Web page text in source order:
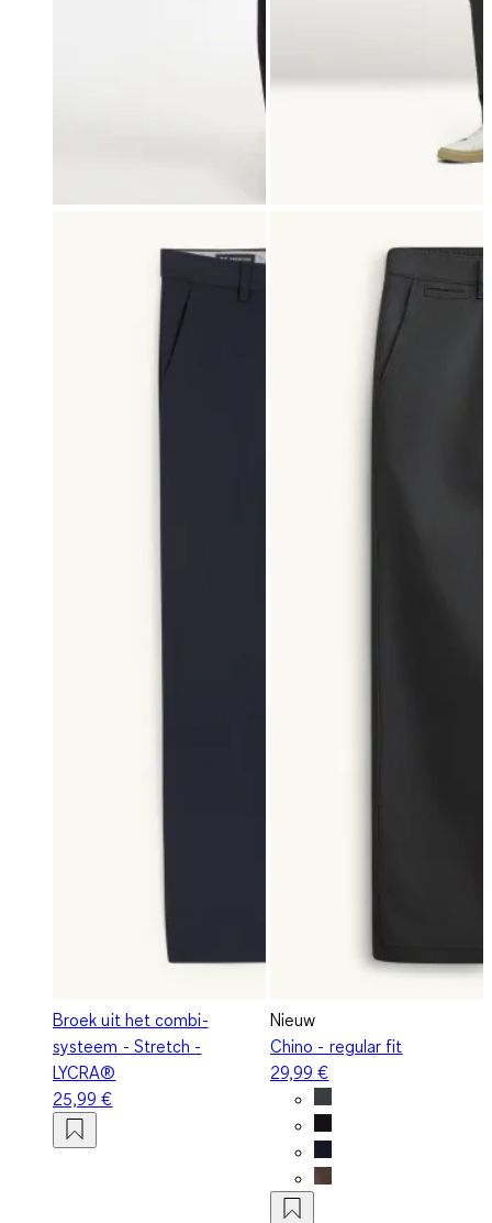
Broek uit het combi-
systeem - Stretch -
LYCRA®
25,99 €
Nieuw
Chino - regular fit
29,99 €